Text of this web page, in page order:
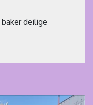
deilige